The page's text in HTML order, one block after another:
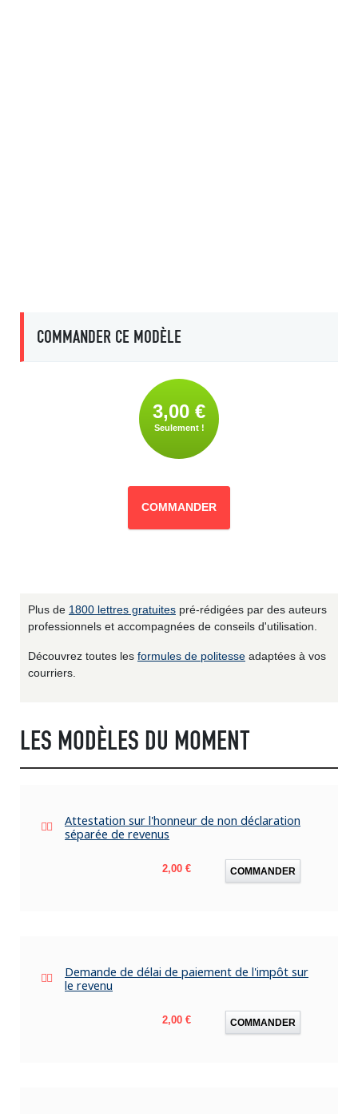
COMMANDER CE MODÈLE
3,00 €
Seulement !
COMMANDER
Plus de 1800 lettres gratuites pré-rédigées par des auteurs
professionnels et accompagnées de conseils d'utilisation.
Découvrez toutes les formules de politesse adaptées à vos
courriers.
LES MODÈLES DU MOMENT
Attestation sur l'honneur de non déclaration
séparée de revenus
Prix
2,00 € COMMANDER
Demande de délai de paiement de l'impôt sur
le revenu
Prix
2,00 € COMMANDER